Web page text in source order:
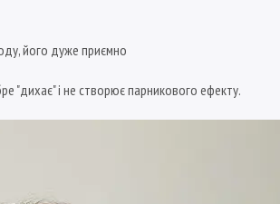
його дуже приємно
"дихає" і не створює парникового ефекту.